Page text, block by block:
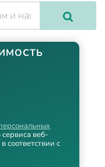
веб-
соответствии с